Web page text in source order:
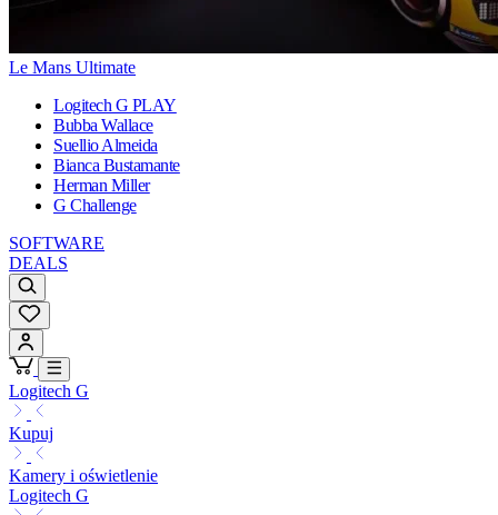
Le Mans Ultimate
Logitech G PLAY
Bubba Wallace
Suellio Almeida
Bianca Bustamante
Herman Miller
G Challenge
SOFTWARE
DEALS
Logitech G
Kupuj
Kamery i oświetlenie
Logitech G